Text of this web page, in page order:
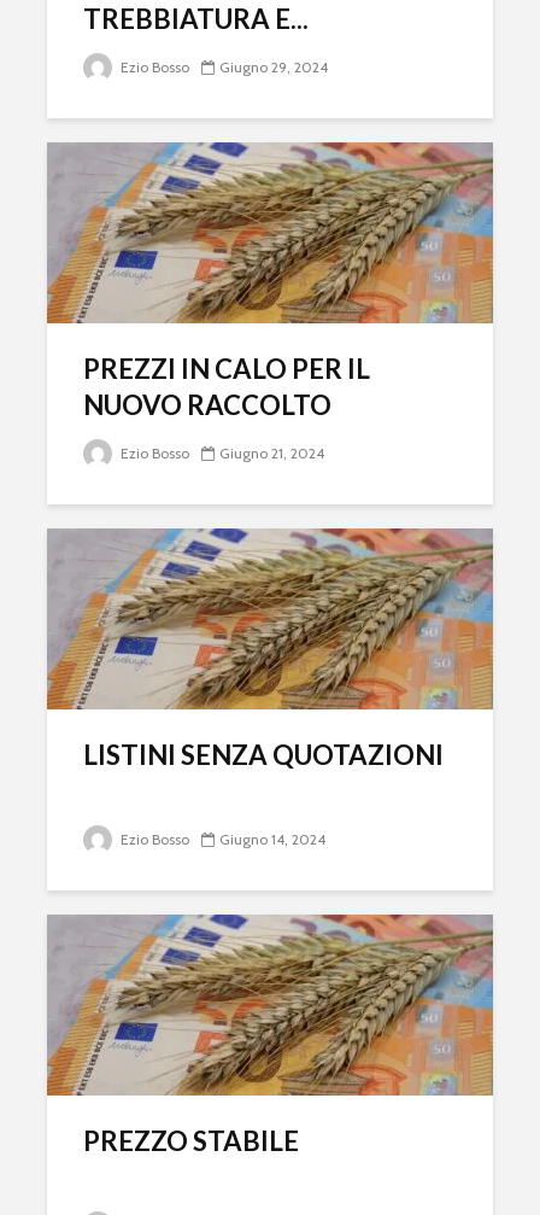
TREBBIATURA E...
Ezio Bosso Giugno 29, 2024
PREZZI IN CALO PER IL
NUOVO RACCOLTO
Ezio Bosso Giugno 21, 2024
LISTINI SENZA QUOTAZIONI
Ezio Bosso Giugno 14, 2024
PREZZO STABILE